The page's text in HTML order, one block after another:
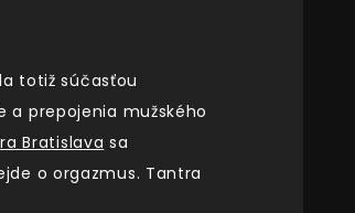
totiž súčasťou
a prepojenia mužského
Bratislava sa
o orgazmus. Tantra